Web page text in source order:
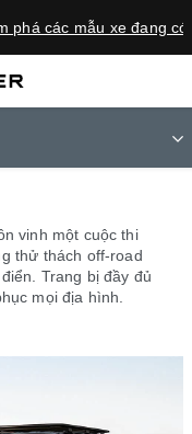
phá các mẫu xe đang có
vinh một cuộc thi
thử thách off-road
Trang bị đầy đủ
mọi địa hình.